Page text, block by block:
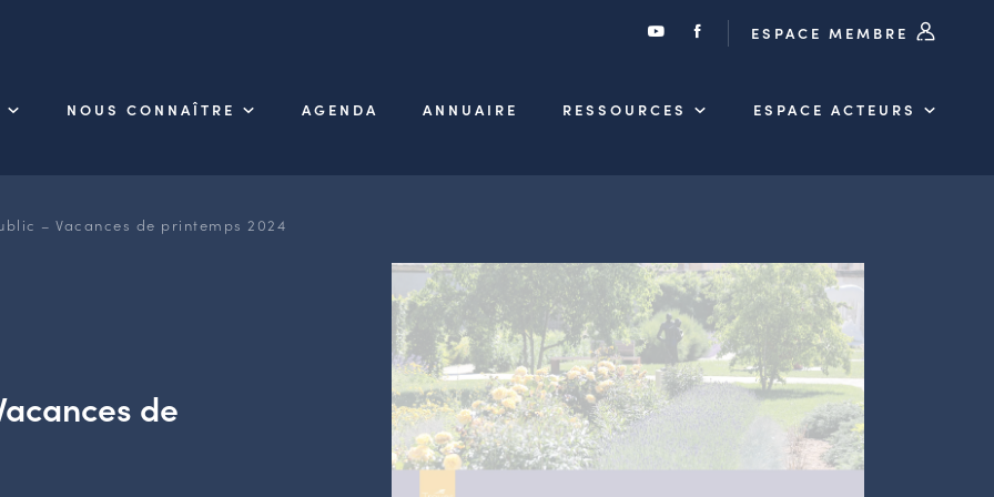
ESPACE MEMBRE
NOUS CONNAÎTRE AGENDA ANNUAIRE RESSOURCES ESPACE ACTEURS
– Vacances de printemps 2024
de